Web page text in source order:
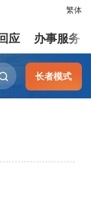
繁体
应 办事服务
长者模式